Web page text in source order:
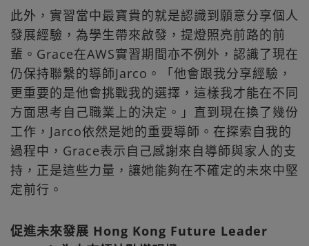
此外，實習當中最寶貴的就是認識到願意分享個人
發展經驗，為學生帶來啟發，提燈照亮前路的前
輩。Grace在AWS實習期間亦不例外，認識了現在
仍保持聯繫的導師Jarco。「他會跟我分享經驗，
更重要的是他會挑戰我的選擇，這樣我才能在不同
方面思考自己職業上的決定。」直到現在換了幾份
工作，Jarco依然是她的重要導師。在探索自我的
過程中，Grace表示自己感謝來自導師與家人的支
持，正是這些力量，讓她能夠在不確定的未來中堅
定前行。
促進未來發展 Hong Kong Future Leader